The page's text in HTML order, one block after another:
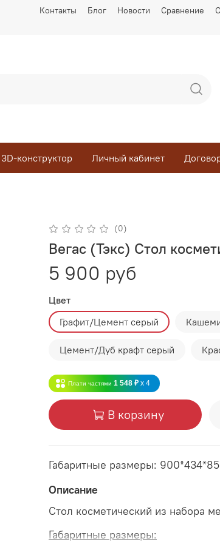
Контакты Блог Новости Сравнение
3D-конструктор Личный кабинет
(0)
Вегас (Тэкс) Стол
5 900 руб
Цвет
Графит/Цемент серый
Цемент/Дуб крафт серый
Плати частями 1 548 ₽ x 4
В корзину
Габаритные размеры:
Описание
Стол косметический из набора
Габаритные размеры: